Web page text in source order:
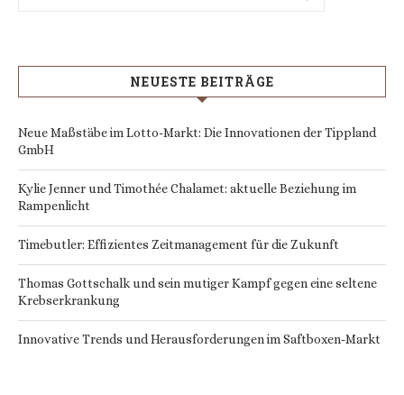
NEUESTE BEITRÄGE
Neue Maßstäbe im Lotto-Markt: Die Innovationen der Tippland
GmbH
Kylie Jenner und Timothée Chalamet: aktuelle Beziehung im
Rampenlicht
Timebutler: Effizientes Zeitmanagement für die Zukunft
Thomas Gottschalk und sein mutiger Kampf gegen eine seltene
Krebserkrankung
Innovative Trends und Herausforderungen im Saftboxen-Markt